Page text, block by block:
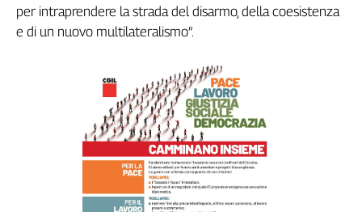
Il
Sassolino
per intraprendere la strada del disarmo, della coesistenza
e di un nuovo multilateralismo”.